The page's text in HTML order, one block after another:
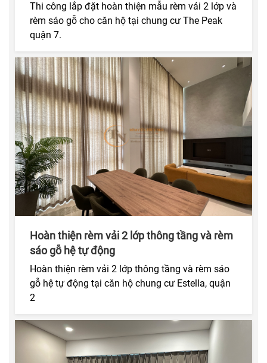
Thi công lắp đặt hoàn thiện mẫu rèm vải 2 lớp và
rèm sáo gỗ cho căn hộ tại chung cư The Peak
quận 7.
Hoàn thiện rèm vải 2 lớp thông tầng và rèm
sáo gỗ hệ tự động
Hoàn thiện rèm vải 2 lớp thông tầng và rèm sáo
gỗ hệ tự động tại căn hộ chung cư Estella, quận
2